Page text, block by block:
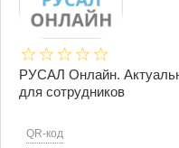
РУСАЛ Онлайн.
для сотрудников
QR-код